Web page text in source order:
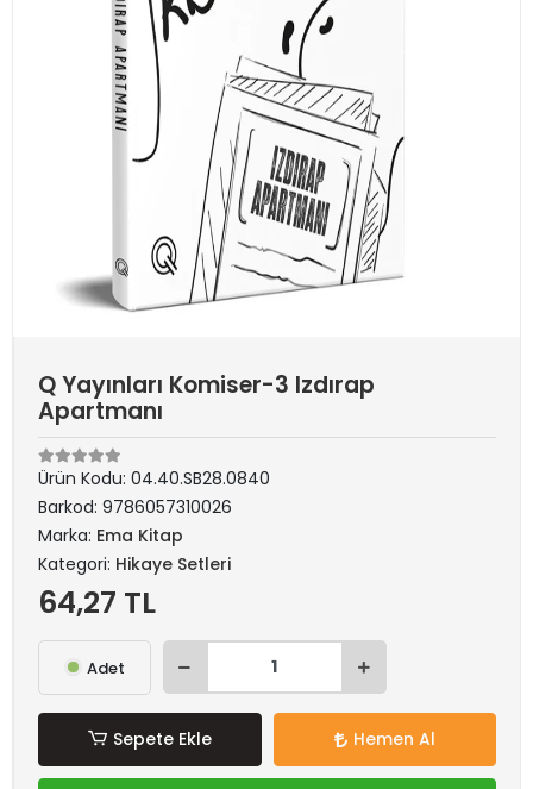
Q Yayınları Komiser-3 Izdırap
Apartmanı
Ürün Kodu: 04.40.SB28.0840
Barkod: 9786057310026
Marka: Ema Kitap
Kategori: Hikaye Setleri
64,27 TL
Adet
Sepete Ekle Hemen Al